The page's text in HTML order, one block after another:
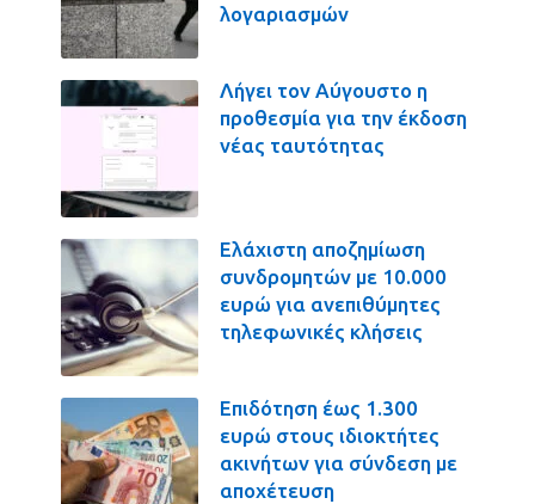
λογαριασμών
Λήγει τον Αύγουστο η
προθεσμία για την έκδοση
νέας ταυτότητας
Ελάχιστη αποζημίωση
συνδρομητών με 10.000
ευρώ για ανεπιθύμητες
τηλεφωνικές κλήσεις
Επιδότηση έως 1.300
ευρώ στους ιδιοκτήτες
ακινήτων για σύνδεση με
αποχέτευση